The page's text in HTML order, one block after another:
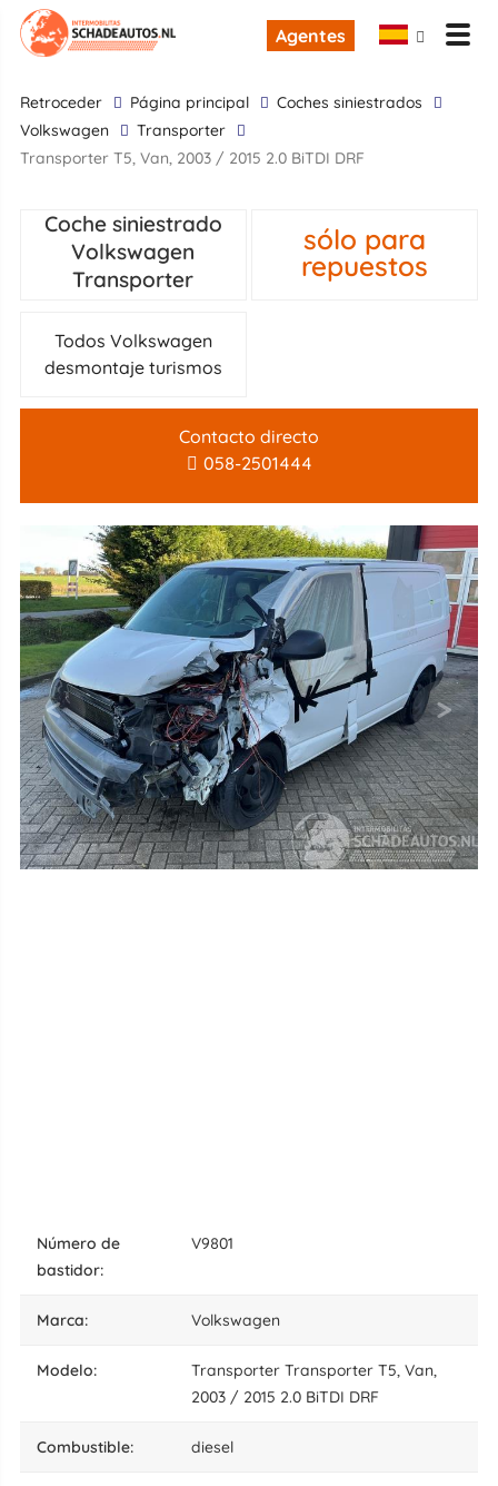
Agentes
retroceder Página principal
Coches siniestrados
Volkswagen
Transporter
Transporter T5, Van, 2003 / 2015 2.0 BiTDI DRF
Coche siniestrado
Volkswagen
Transporter
sólo para
repuestos
Todos Volkswagen
desmontaje turismos
Contacto directo
058-2501444
número de
bastidor:
V9801
marca: Volkswagen
modelo:
Transporter Transporter T5, Van,
2003 / 2015 2.0 BiTDI DRF
combustible: diesel